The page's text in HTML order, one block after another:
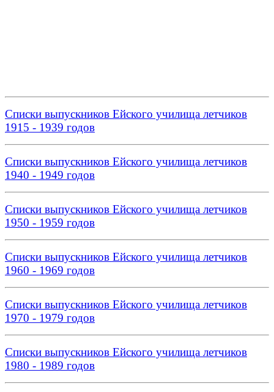
Списки выпускников Ейского училища летчиков
1915 - 1939 годов
Списки выпускников Ейского училища летчиков
1940 - 1949 годов
Списки выпускников Ейского училища летчиков
1950 - 1959 годов
Списки выпускников Ейского училища летчиков
1960 - 1969 годов
Списки выпускников Ейского училища летчиков
1970 - 1979 годов
Списки выпускников Ейского училища летчиков
1980 - 1989 годов